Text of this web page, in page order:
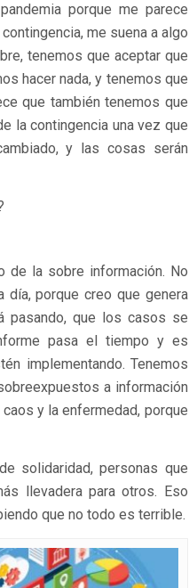
porque me parece
me suena a algo
tenemos que aceptar que
hacer nada, y tenemos que
que también tenemos que
la contingencia una vez que
y las cosas serán
de la sobre información. No
día, porque creo que genera
pasando, que los casos se
pasa el tiempo y es
implementando. Tenemos
a información
y la enfermedad, porque
solidaridad, personas que
llevadera para otros. Eso
que no todo es terrible.